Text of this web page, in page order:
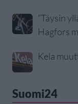
”Täysin
Hagfors
Kela
Suomi24